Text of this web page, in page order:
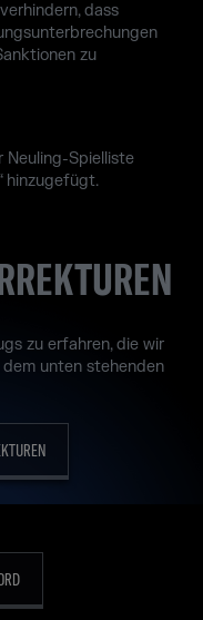
dass
zu
Neuling-Spielliste
hinzugefügt.
zu erfahren, die wir
unten stehenden